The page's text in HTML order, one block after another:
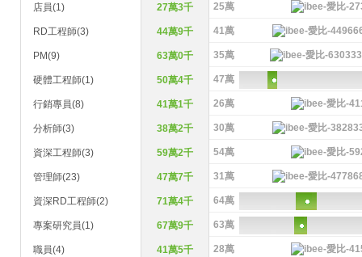
店員(1) 27萬3千 25萬
RD工程師(3) 44萬9千 41萬
PM(9) 63萬0千 35萬
硬體工程師(1) 50萬4千 47萬
行銷專員(8) 41萬1千 26萬
分析師(3) 38萬2千 30萬
資深工程師(3) 59萬2千 54萬
管理師(23) 47萬7千 31萬
資深RD工程師(2) 71萬4千 64萬
專案研究員(1) 67萬9千 63萬
職員(4) 41萬5千 28萬